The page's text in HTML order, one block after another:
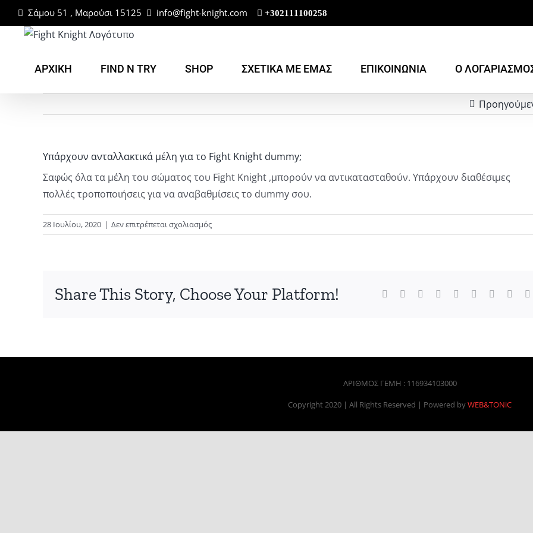
Μετάβαση
στο
περιεχόμενο
Σάμου 51 , Μαρούσι 15125 info@fight-knight.com +302111100258
ΑΡΧΙΚΗ FIND N TRY SHOP ΣΧΕΤΙΚΑ ΜΕ ΕΜΑΣ ΕΠΙΚΟΙΝΩΝΙΑ Ο
Υπάρχουν ανταλλακτικά μέλη για το Fight Knight dummy;
Σαφώς όλα τα μέλη του σώματος του Fight Knight ,μπορούν να αντικατασταθούν. Υπάρχουν διαθέσιμες
πολλές τροποποιήσεις για να αναβαθμίσεις το dummy σου.
28 Ιουλίου, 2020 | Δεν επιτρέπεται σχολιασμόςστο
Υπάρχουν
το
Share This Story, Choose Your Platform! Facebook Reddit LinkedInWhatsApp
TumblrPinterest
ΑΡΙΘΜΟΣ ΓΕΜΗ : 116934103000
Copyright 2020 | All Rights Reserved | Powered byWEB&TONiC